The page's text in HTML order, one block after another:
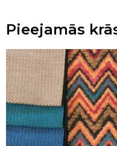
Pieejamās